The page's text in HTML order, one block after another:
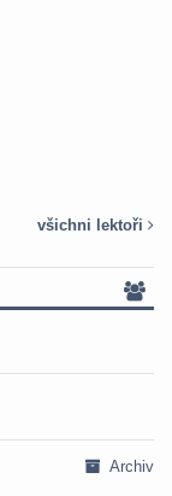
všichni lektoři
Archiv